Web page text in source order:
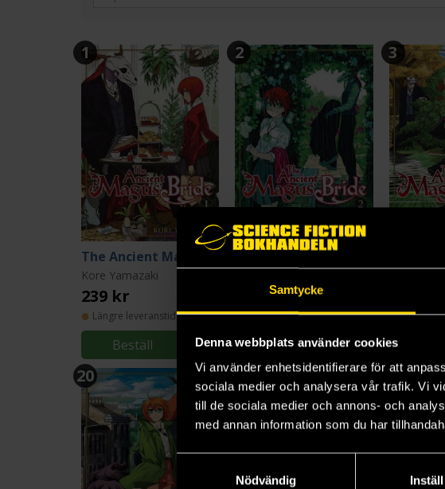
Samtycke
Denna webbplats använder cookies
Vi använder enhetsidentifierare för att
sociala medier och analysera vår trafik. Vi
till de sociala medier och annons- och
med annan information som du har
Nödvändig
1
Kore Yamazaki
239 kr
Längre leveranstid
Beställ
2
219 kr
Beställ
3
Längre
20 21 22